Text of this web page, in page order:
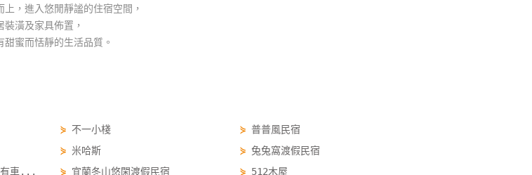
上，進入悠閒靜謐的住宿空間，
裝潢及家具佈置，
甜蜜而恬靜的生活品質。
⋟ 不一小棧 ⋟ 普普風民宿
⋟ 米哈斯 ⋟ 兔兔窩渡假民宿
有車... ⋟ 宜蘭冬山悠閑渡假民宿 ⋟ 512木屋